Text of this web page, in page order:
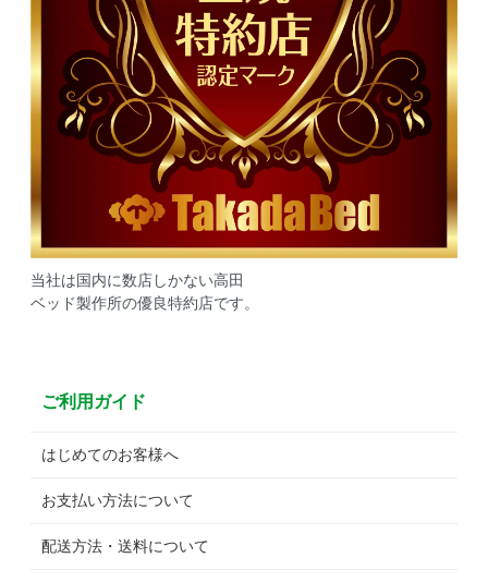
当社は国内に数店しかない高田
ベッド製作所の優良特約店です。
ご利用ガイド
はじめてのお客様へ
お支払い方法について
配送方法・送料について